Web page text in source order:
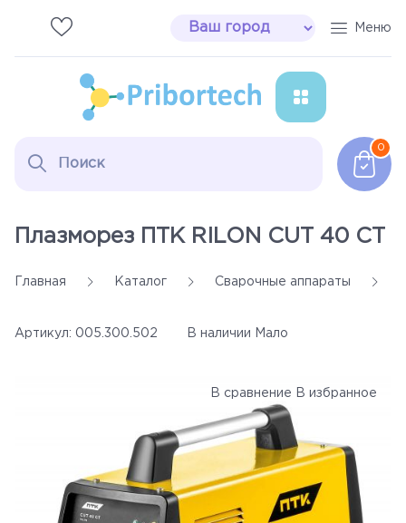
Меню
Паяльное оборудование
Сварочные аппараты
Дымоуловители
Ручной инструмент
Бренды
0
Плазморез ПТК RILON CUT 40 СT
Главная Каталог Сварочные аппараты
Артикул: 005.300.502 В наличии Мало
В сравнение В избранное